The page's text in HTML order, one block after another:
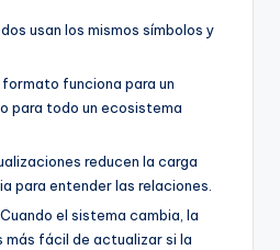
usan los mismos símbolos y
formato funciona para un
para todo un ecosistema
reducen la carga
para entender las relaciones.
Cuando el sistema cambia, la
más fácil de actualizar si la